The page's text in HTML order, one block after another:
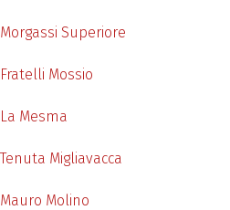
Morgassi Superiore
Fratelli Mossio
La Mesma
Tenuta Migliavacca
Mauro Molino